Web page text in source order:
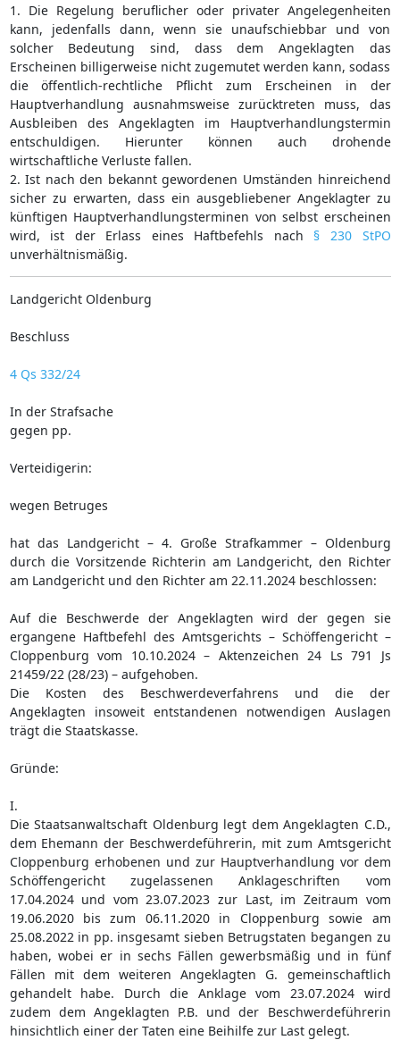
1. Die Regelung beruflicher oder privater Angelegenheiten
kann, jedenfalls dann, wenn sie unaufschiebbar und von
solcher Bedeutung sind, dass dem Angeklagten das
Erscheinen billigerweise nicht zugemutet werden kann, sodass
die öffentlich-rechtliche Pflicht zum Erscheinen in der
Hauptverhandlung ausnahmsweise zurücktreten muss, das
Ausbleiben des Angeklagten im Hauptverhandlungstermin
entschuldigen. Hierunter können auch drohende
wirtschaftliche Verluste fallen.
2. Ist nach den bekannt gewordenen Umständen hinreichend
sicher zu erwarten, dass ein ausgebliebener Angeklagter zu
künftigen Hauptverhandlungsterminen von selbst erscheinen
wird, ist der Erlass eines Haftbefehls nach § 230 StPO
unverhältnismäßig.
Landgericht Oldenburg
Beschluss
4 Qs 332/24
In der Strafsache
gegen pp.
Verteidigerin:
wegen Betruges
hat das Landgericht – 4. Große Strafkammer – Oldenburg
durch die Vorsitzende Richterin am Landgericht, den Richter
am Landgericht und den Richter am 22.11.2024 beschlossen:
Auf die Beschwerde der Angeklagten wird der gegen sie
ergangene Haftbefehl des Amtsgerichts – Schöffengericht –
Cloppenburg vom 10.10.2024 – Aktenzeichen 24 Ls 791 Js
21459/22 (28/23) – aufgehoben.
Die Kosten des Beschwerdeverfahrens und die der
Angeklagten insoweit entstandenen notwendigen Auslagen
trägt die Staatskasse.
Gründe:
I.
Die Staatsanwaltschaft Oldenburg legt dem Angeklagten C.D.,
dem Ehemann der Beschwerdeführerin, mit zum Amtsgericht
Cloppenburg erhobenen und zur Hauptverhandlung vor dem
Schöffengericht zugelassenen Anklageschriften vom
17.04.2024 und vom 23.07.2023 zur Last, im Zeitraum vom
19.06.2020 bis zum 06.11.2020 in Cloppenburg sowie am
25.08.2022 in pp. insgesamt sieben Betrugstaten begangen zu
haben, wobei er in sechs Fällen gewerbsmäßig und in fünf
Fällen mit dem weiteren Angeklagten G. gemeinschaftlich
gehandelt habe. Durch die Anklage vom 23.07.2024 wird
zudem dem Angeklagten P.B. und der Beschwerdeführerin
hinsichtlich einer der Taten eine Beihilfe zur Last gelegt.